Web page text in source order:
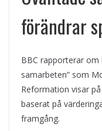
förändrar
BBC rapporterar om
samarbeten” som
Reformation visar
baserat på
framgång.